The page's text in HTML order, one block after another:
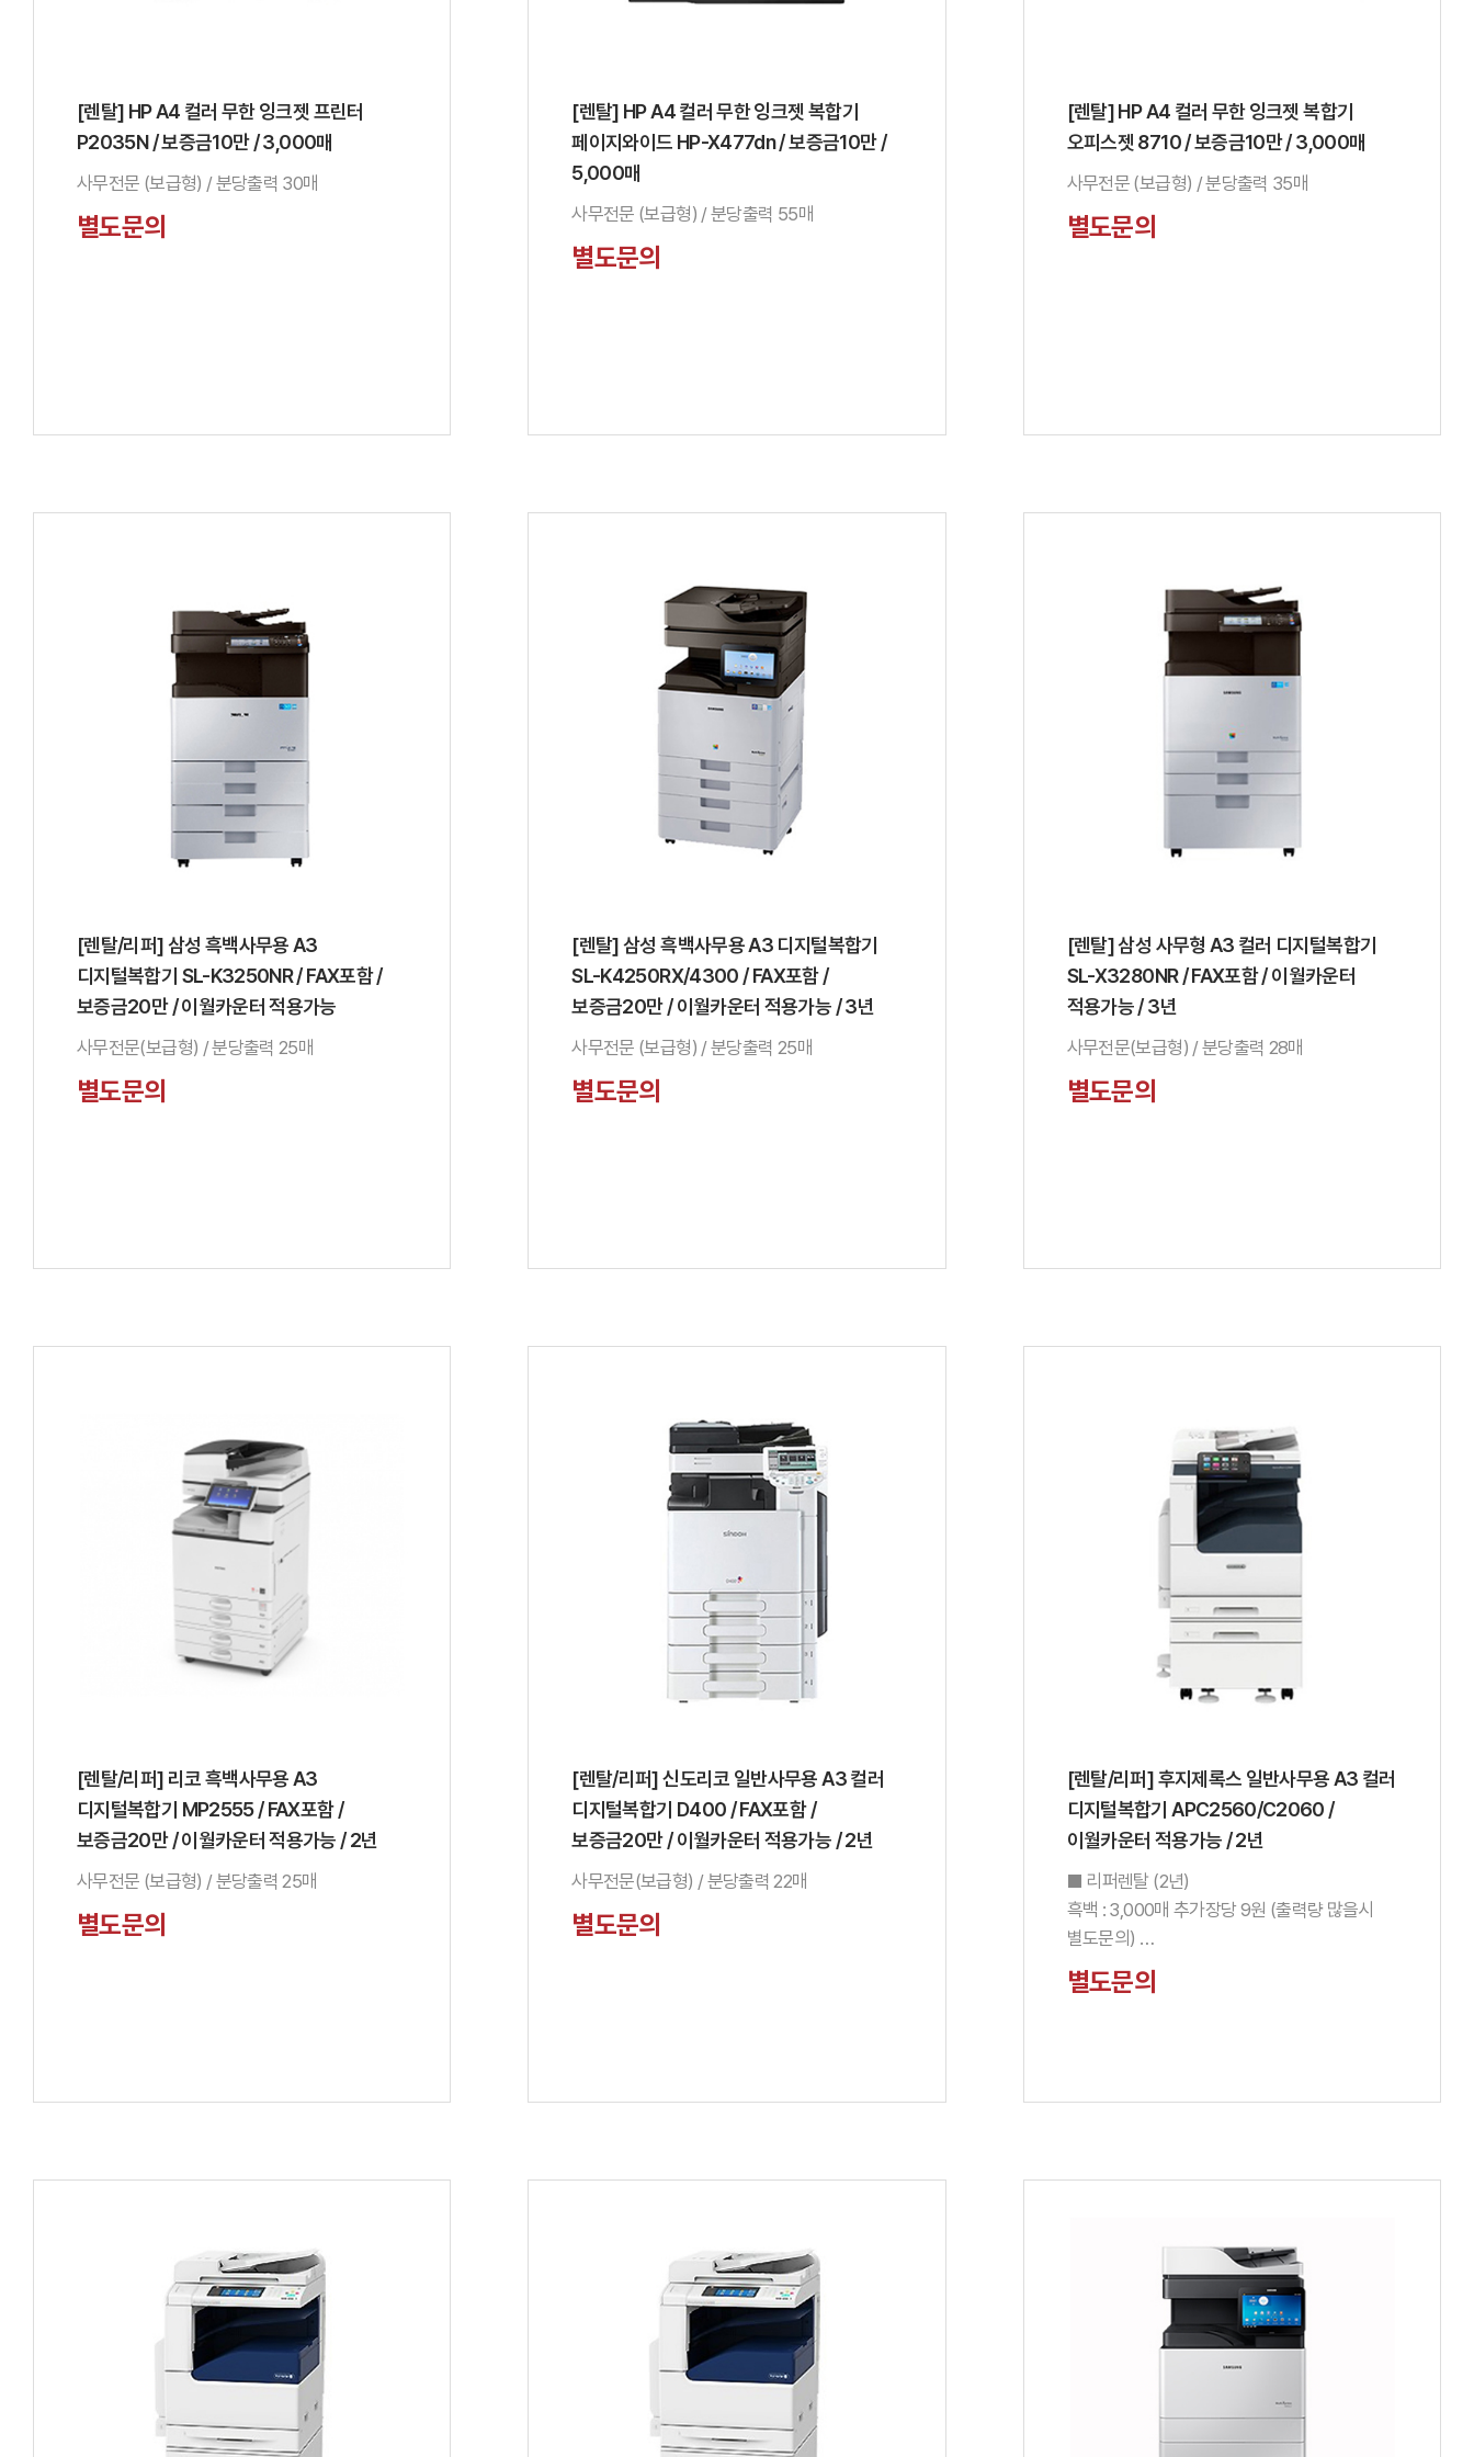
[렌탈] HP A4 컬러 무한 잉크젯 프린터
P2035N / 보증금10만 / 3,000매
사무전문 (보급형) / 분당출력 30매
별도문의
[렌탈] HP A4 컬러 무한 잉크젯 복합기
페이지와이드 HP-X477dn / 보증금10만 /
5,000매
사무전문 (보급형) / 분당출력 55매
별도문의
[렌탈] HP A4 컬러 무한 잉크젯 복합기
오피스젯 8710 / 보증금10만 / 3,000매
사무전문 (보급형) / 분당출력 35매
별도문의
[렌탈/리퍼] 삼성 흑백사무용 A3
디지털복합기 SL-K3250NR / FAX포함 /
보증금20만 / 이월카운터 적용가능
사무전문(보급형) / 분당출력 25매
별도문의
[렌탈] 삼성 흑백사무용 A3 디지털복합기
SL-K4250RX/4300 / FAX포함 /
보증금20만 / 이월카운터 적용가능 / 3년
사무전문 (보급형) / 분당출력 25매
별도문의
[렌탈] 삼성 사무형 A3 컬러 디지털복합기
SL-X3280NR / FAX포함 / 이월카운터
적용가능 / 3년
사무전문(보급형) / 분당출력 28매
별도문의
[렌탈/리퍼] 리코 흑백사무용 A3
디지털복합기 MP2555 / FAX포함 /
보증금20만 / 이월카운터 적용가능 / 2년
사무전문 (보급형) / 분당출력 25매
별도문의
[렌탈/리퍼] 신도리코 일반사무용 A3 컬러
디지털복합기 D400 / FAX포함 /
보증금20만 / 이월카운터 적용가능 / 2년
사무전문(보급형) / 분당출력 22매
별도문의
[렌탈/리퍼] 후지제록스 일반사무용 A3 컬러
디지털복합기 APC2560/C2060 /
이월카운터 적용가능 / 2년
■ 리퍼렌탈 (2년)
흑백 : 3,000매 추가장당 9원 (출력량 많을시
별도문의)
컬러 : 300매 추가장당 90원 (출력량 많을시
별도문의)
별도문의